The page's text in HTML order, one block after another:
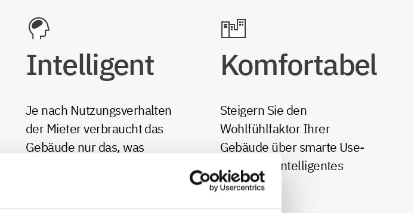
Intelligent
Je nach Nutzungsverhalten
der Mieter verbraucht das
Gebäude nur das, was
Komfortabel
Steigern Sie den
Wohlfühlfaktor Ihrer
Gebäude über smarte Use-
Cases und intelligentes
Monitoring.